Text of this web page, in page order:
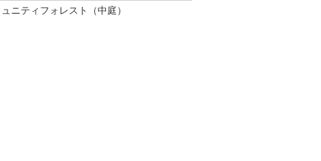
ニティフォレスト（中庭）